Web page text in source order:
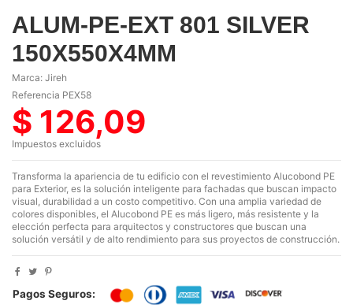
ALUM-PE-EXT 801 SILVER
150X550X4MM
Marca: Jireh
Referencia PEX58
$ 126,09
Impuestos excluidos
Transforma la apariencia de tu edificio con el revestimiento Alucobond PE
para Exterior, es la solución inteligente para fachadas que buscan impacto
visual, durabilidad a un costo competitivo. Con una amplia variedad de
colores disponibles, el Alucobond PE es más ligero, más resistente y la
elección perfecta para arquitectos y constructores que buscan una
solución versátil y de alto rendimiento para sus proyectos de construcción.
Pagos Seguros: